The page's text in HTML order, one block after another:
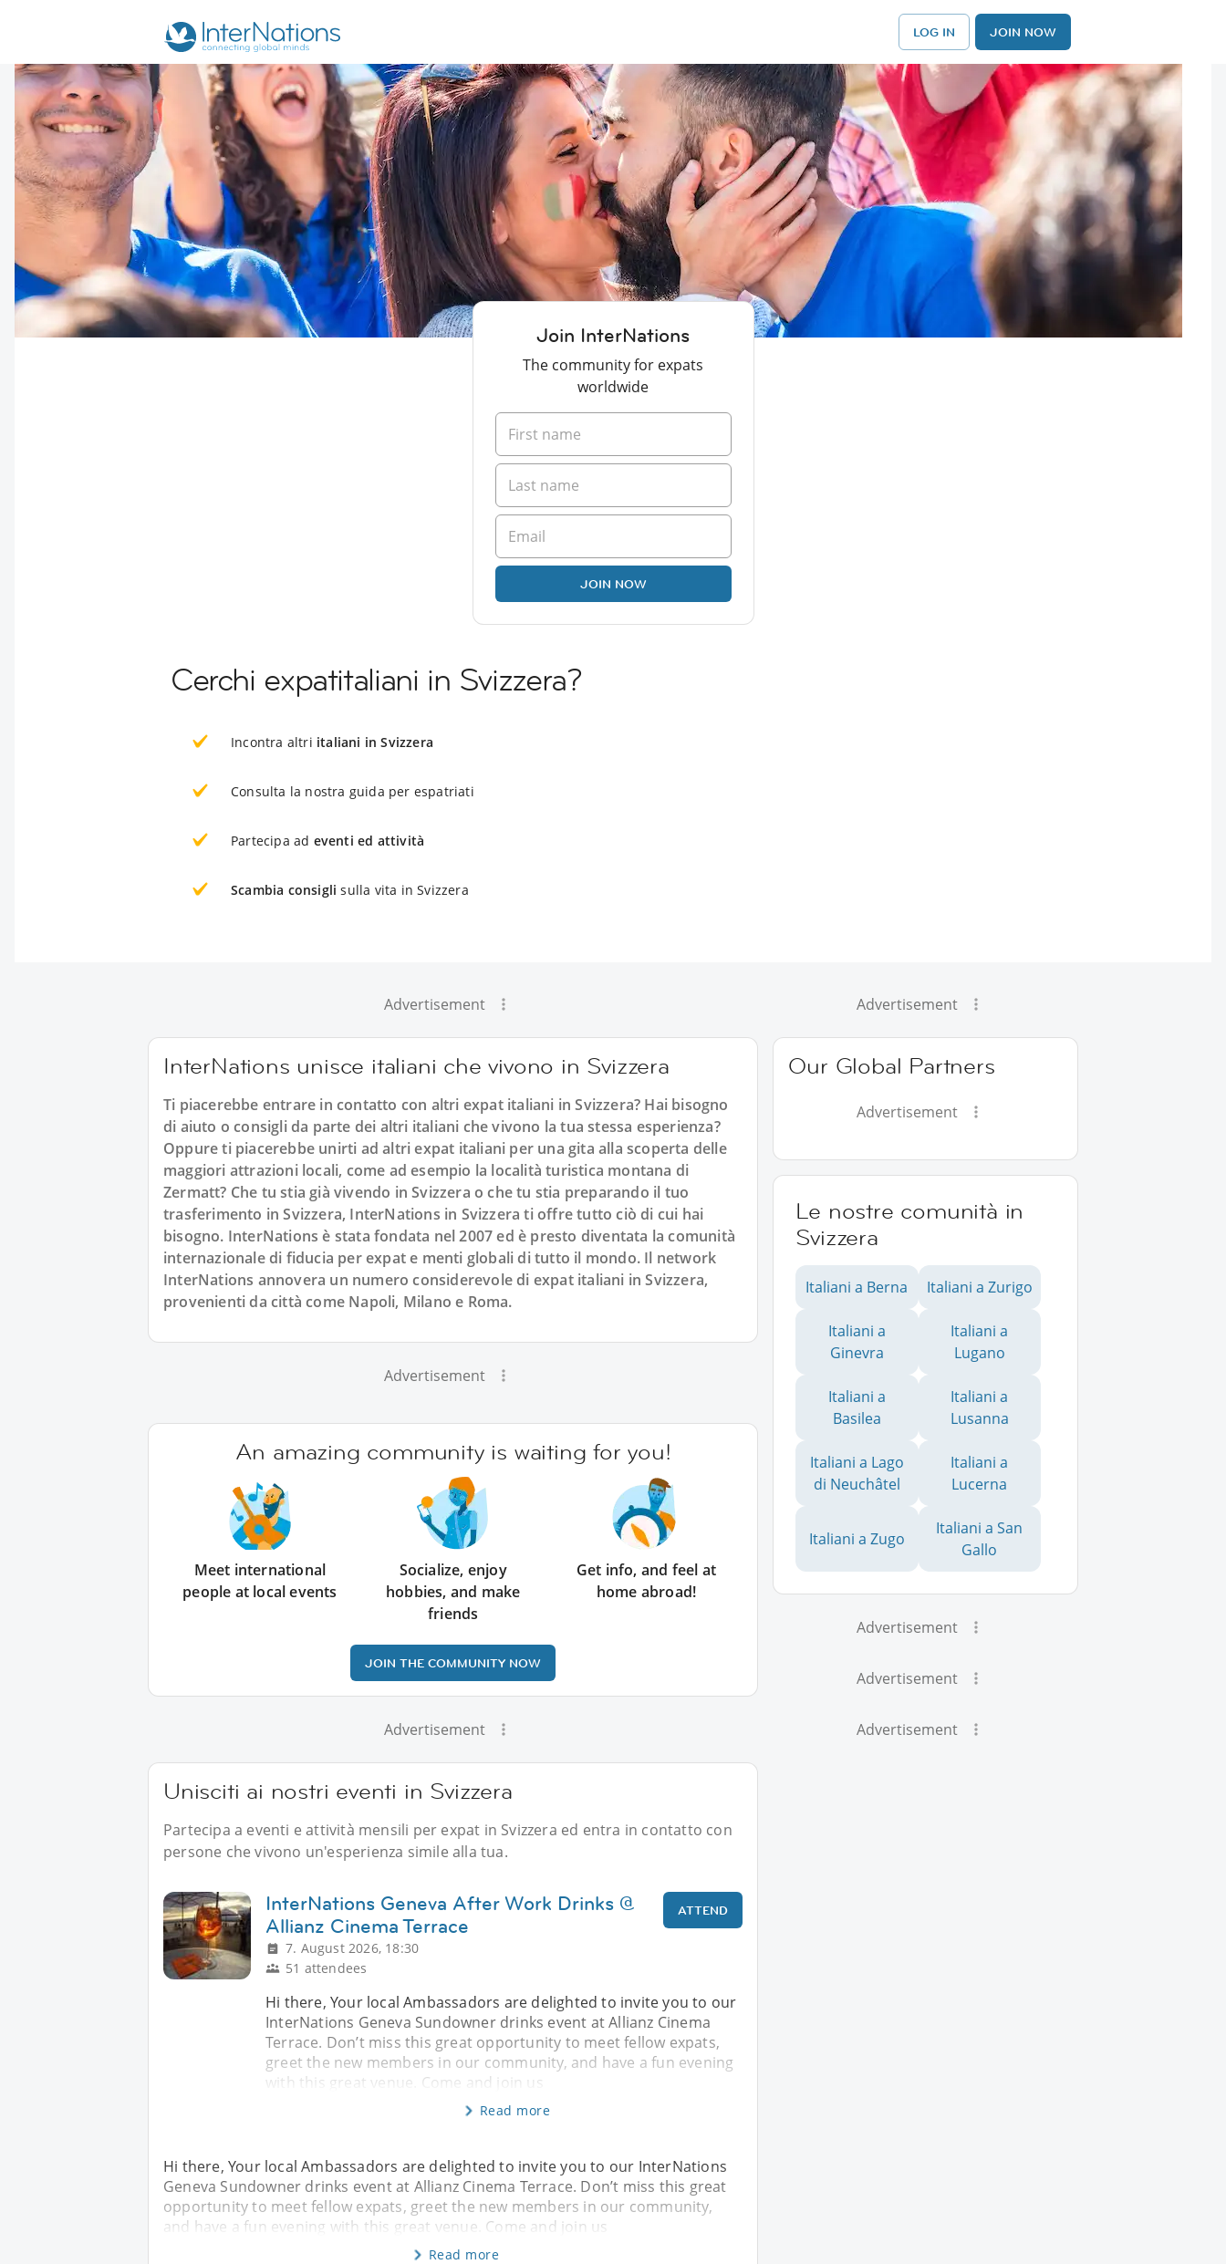
LOG IN JOIN NOW
Join InterNations
The community for expats
worldwide
JOIN NOW
Cerchi expatitaliani in Svizzera?
Incontra altri italiani in Svizzera
Consulta la nostra guida per espatriati
Partecipa ad eventi ed attività
Scambia consigli sulla vita in Svizzera
Advertisement
InterNations unisce italiani che vivono in Svizzera
Ti piacerebbe entrare in contatto con altri expat italiani in Svizzera? Hai bisogno
di aiuto o consigli da parte dei altri italiani che vivono la tua stessa esperienza?
Oppure ti piacerebbe unirti ad altri expat italiani per una gita alla scoperta delle
maggiori attrazioni locali, come ad esempio la località turistica montana di
Zermatt? Che tu stia già vivendo in Svizzera o che tu stia preparando il tuo
trasferimento in Svizzera, InterNations in Svizzera ti offre tutto ciò di cui hai
bisogno. InterNations è stata fondata nel 2007 ed è presto diventata la comunità
internazionale di fiducia per expat e menti globali di tutto il mondo. Il network
InterNations annovera un numero considerevole di expat italiani in Svizzera,
provenienti da città come Napoli, Milano e Roma.
Advertisement
An amazing community is waiting for you!
Meet international
people at local events
Socialize, enjoy
hobbies, and make
friends
Get info, and feel at
home abroad!
JOIN THE COMMUNITY NOW
Advertisement
Unisciti ai nostri eventi in Svizzera
Partecipa a eventi e attività mensili per expat in Svizzera ed entra in contatto con
persone che vivono un'esperienza simile alla tua.
InterNations Geneva After Work Drinks @
Allianz Cinema Terrace
7. August 2026, 18:30
51 attendees
ATTEND
Hi there, Your local Ambassadors are delighted to invite you to our
InterNations Geneva Sundowner drinks event at Allianz Cinema
Terrace. Don’t miss this great opportunity to meet fellow expats,
greet the new members in our community, and have a fun evening
with this great venue. Come and join us
Read more
Hi there, Your local Ambassadors are delighted to invite you to our InterNations
Geneva Sundowner drinks event at Allianz Cinema Terrace. Don’t miss this great
opportunity to meet fellow expats, greet the new members in our community,
and have a fun evening with this great venue. Come and join us
Read more
Advertisement
Our Global Partners
Advertisement
Le nostre comunità in
Svizzera
Italiani a Berna Italiani a Zurigo
Italiani a
Ginevra
Italiani a
Lugano
Italiani a
Basilea
Italiani a
Lusanna
Italiani a Lago
di Neuchâtel
Italiani a
Lucerna
Italiani a Zugo
Italiani a San
Gallo
Advertisement
Advertisement
Advertisement